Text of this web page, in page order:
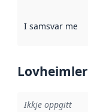
I samsvar med
Lovheimler
Ikkje oppgitt